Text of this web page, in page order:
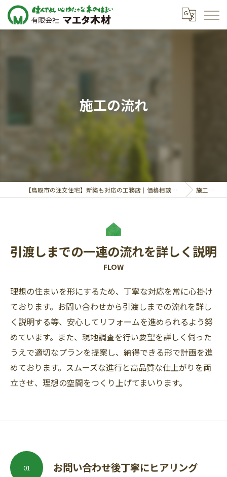
施工の流れ
【鳥取市の注文住宅】新築も対応の工務店｜価格相談受付中｜有限会社マエタ木材 施工の流れ
引渡しまでの一連の流れを詳しく説明
FLOW
理想の住まいを形にするため、丁寧な対応を常に心掛け
ております。お問い合わせから引渡しまでの流れを詳し
く説明する等、安心してリフォームを進められるよう努
めています。また、現地調査を行い要望を詳しく伺った
うえで適切なプランを提案し、納得できる形で計画を進
めております。スムーズな進行と高品質な仕上がりを両
立させ、理想の空間をつくり上げてまいります。
お問い合わせ後丁寧にヒアリング
01